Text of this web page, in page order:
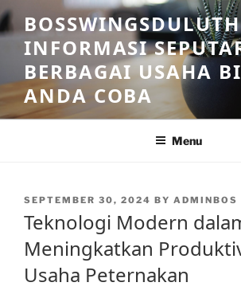
Skip
to
contentINFORMASI
BERBAGAI USAHA
ANDA COBA
Menu
POSTED
SEPTEMBER 30, 2024 BY ADMINBOS
Teknologi Modern
Meningkatkan
Usaha Peternakan